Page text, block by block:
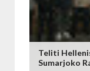
Teliti
Sumarjoko